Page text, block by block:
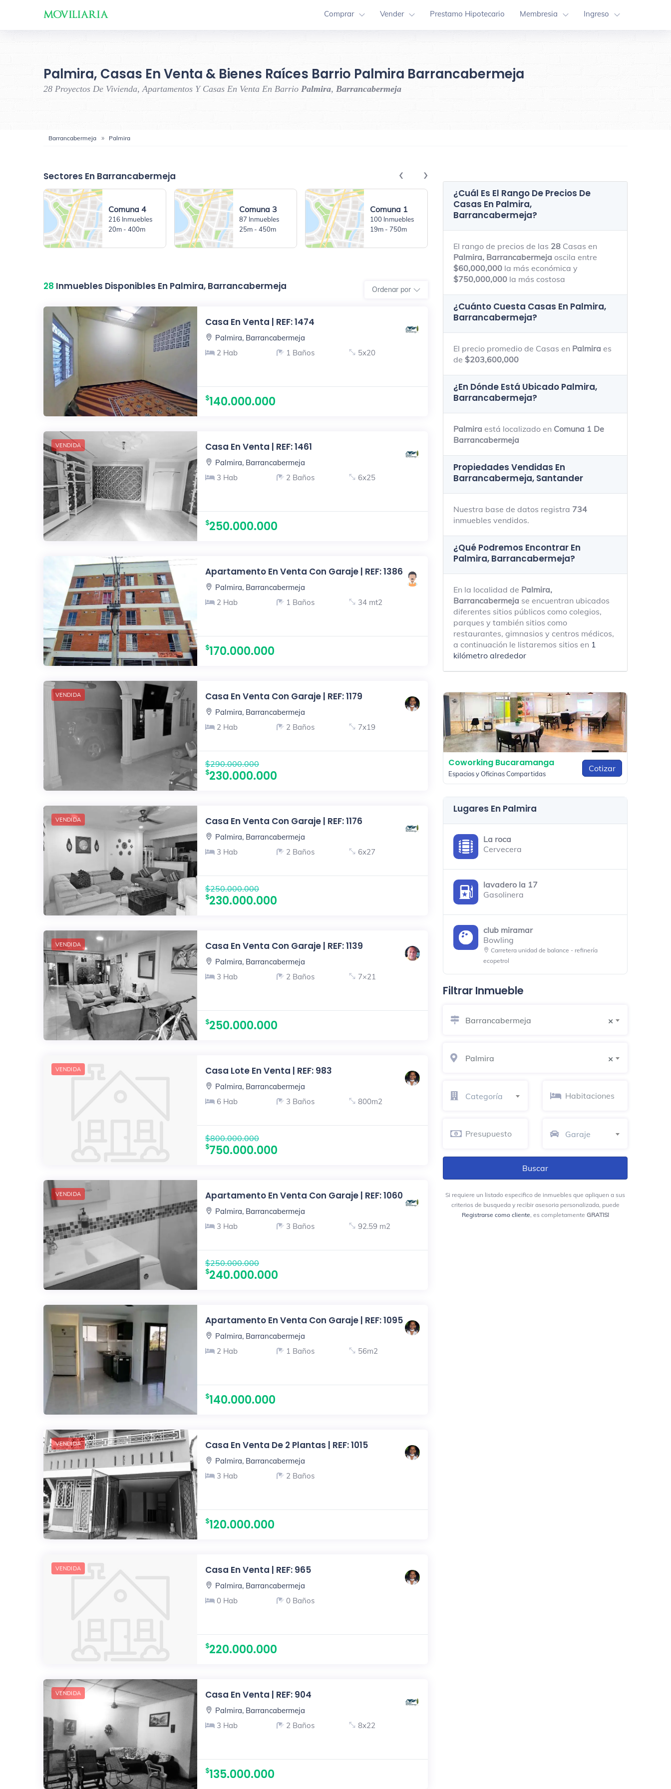
Comprar Vender Prestamo Hipotecario Membresia Ingreso
Palmira, Casas En Venta & Bienes Raíces Barrio Palmira Barrancabermeja
28 Proyectos De Vivienda, Apartamentos Y Casas En Venta En Barrio Palmira, Barrancabermeja
Barrancabermeja Palmira
Sectores En Barrancabermeja
Comuna 4
216 Inmuebles
20m - 400m
Comuna 3
87 Inmuebles
25m - 450m
Comuna 1
100 Inmuebles
19m - 750m
Comuna 2
87 Inmuebles
90m - 600m
‹ ›
28 Inmuebles Disponibles En Palmira, Barrancabermeja Ordenar por
Casa En Venta | REF: 1474
Palmira, Barrancabermeja
2 Hab
1 Baños 5x20
140.000.000
VENDIDA Casa En Venta | REF: 1461
Palmira, Barrancabermeja
3 Hab
2 Baños 6x25
250.000.000
Apartamento En Venta Con Garaje | REF: 1386
Palmira, Barrancabermeja
2 Hab
1 Baños 34 mt2
170.000.000
VENDIDA Casa En Venta Con Garaje | REF: 1179
Palmira, Barrancabermeja
2 Hab
2 Baños 7x19
$290.000.000
230.000.000
VENDIDA Casa En Venta Con Garaje | REF: 1176
Palmira, Barrancabermeja
3 Hab
2 Baños 6x27
$250.000.000
230.000.000
VENDIDA Casa En Venta Con Garaje | REF: 1139
Palmira, Barrancabermeja
3 Hab
2 Baños 7×21
250.000.000
VENDIDA Casa Lote En Venta | REF: 983
Palmira, Barrancabermeja
6 Hab
3 Baños 800m2
$800.000.000
750.000.000
VENDIDA Apartamento En Venta Con Garaje | REF: 1060
Palmira, Barrancabermeja
3 Hab
3 Baños 92.59 m2
$250.000.000
240.000.000
Apartamento En Venta Con Garaje | REF: 1095
Palmira, Barrancabermeja
2 Hab
1 Baños 56m2
140.000.000
VENDIDA Casa En Venta De 2 Plantas | REF: 1015
Palmira, Barrancabermeja
3 Hab
2 Baños
120.000.000
VENDIDA Casa En Venta | REF: 965
Palmira, Barrancabermeja
0 Hab
0 Baños
220.000.000
VENDIDA Casa En Venta | REF: 904
Palmira, Barrancabermeja
3 Hab
2 Baños 8x22
135.000.000
¿Cuál Es El Rango De Precios De
Casas En Palmira,
Barrancabermeja?
El rango de precios de las 28 Casas en
Palmira, Barrancabermeja oscila entre
$60,000,000 la más económica y
$750,000,000 la más costosa
¿Cuánto Cuesta Casas En Palmira,
Barrancabermeja?
El precio promedio de Casas en Palmira es
de $203,600,000
¿En Dónde Está Ubicado Palmira,
Barrancabermeja?
Palmira está localizado en Comuna 1 De
Barrancabermeja
Propiedades Vendidas En
Barrancabermeja, Santander
Nuestra base de datos registra 734
inmuebles vendidos.
¿Qué Podremos Encontrar En
Palmira, Barrancabermeja?
En la localidad de Palmira,
Barrancabermeja se encuentran ubicados
diferentes sitios públicos como colegios,
parques y también sitios como
restaurantes, gimnasios y centros médicos,
a continuación le listaremos sitios en 1
kilómetro alrededor
Coworking Bucaramanga
Espacios y Oficinas Compartidas
Cotizar
Lugares En Palmira
La roca
Cervecera
lavadero la 17
Gasolinera
club miramar
Bowling
Carretera unidad de balance - refinería
ecopetrol
Restaurante Asadero El Edén
Cl 44 28C 10
Restaurante
La Barra Pub Barranca
Bar de cócteles
Filtrar Inmueble
×
Barrancabermeja
×
Palmira
Categoría
Garaje
Si requiere un listado especifico de inmuebles que apliquen a sus
criterios de busqueda y recibir asesoria personalizada, puede
Registrarse como cliente, es completamente GRATIS!